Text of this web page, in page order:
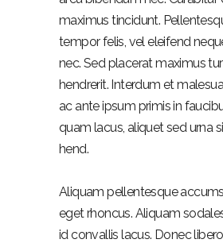
maximus tincidunt.
tempor felis, vel eleifend
nec. Sed placerat maximus
hendrerit. Interdum et
ac ante ipsum primis in
quam lacus, aliquet sed urna
hend.
Aliquam pellentesque
eget rhoncus. Aliquam
id convallis lacus. Donec